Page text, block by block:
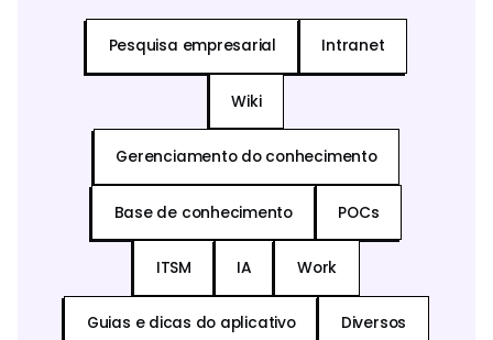
Pesquisa empresarial Intranet
Wiki
Gerenciamento do conhecimento
Base de conhecimento POCs
ITSM IA Work
Guias e dicas do aplicativo Diversos